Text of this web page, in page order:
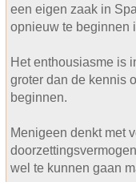
een eigen zaak in
opnieuw te beginnen
Het enthousiasme is
groter dan de kennis
beginnen.
Menigeen denkt met
wel te kunnen gaan